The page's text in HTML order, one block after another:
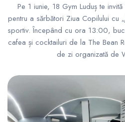
Pe 1 iunie, 18 Gym Luduș te
pentru a sărbători Ziua Copilului cu
sportiv. Începând cu ora 13:00,
cafea și cocktailuri de la The Bean
de zi organizată de